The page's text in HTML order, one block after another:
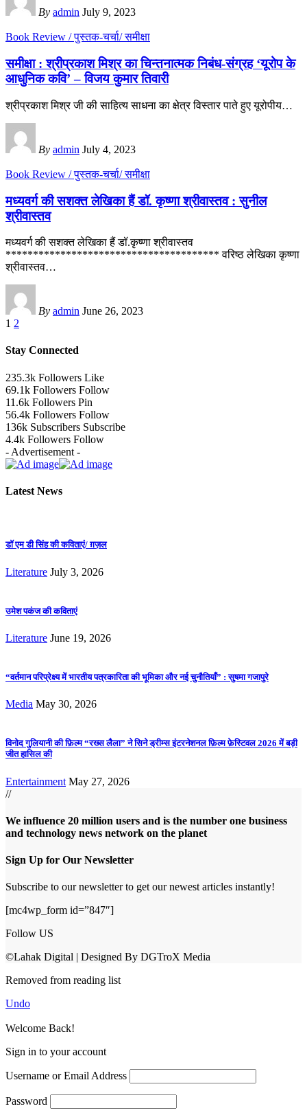
By admin July 9, 2023
Book Review / पुस्तक-चर्चा/ समीक्षा
समीक्षा : श्रीप्रकाश मिश्र का चिन्तनात्मक निबंध-संग्रह ‘यूरोप के
आधुनिक कवि’ – विजय कुमार तिवारी
श्रीप्रकाश मिश्र जी की साहित्य साधना का क्षेत्र विस्तार पाते हुए यूरोपीय…
By admin July 4, 2023
Book Review / पुस्तक-चर्चा/ समीक्षा
मध्यवर्ग की सशक्त लेखिका हैं डॉ. कृष्णा श्रीवास्तव : सुनील
श्रीवास्तव
मध्यवर्ग की सशक्त लेखिका हैं डॉ.कृष्णा श्रीवास्तव
*************************************** वरिष्ठ लेखिका कृष्णा
श्रीवास्तव…
By admin June 26, 2023
1 2
Stay Connected
235.3k Followers Like
69.1k Followers Follow
11.6k Followers Pin
56.4k Followers Follow
136k Subscribers Subscribe
4.4k Followers Follow
- Advertisement -
Latest News
डॉ एम डी सिंह की कविताएं/ ग़ज़ल
Literature July 3, 2026
उमेश पकंज की कविताएं
Literature June 19, 2026
“वर्तमान परिप्रेक्ष्य में भारतीय पत्रकारिता की भूमिका और नई चुनौतियाँ” : सुषमा गजापुरे
Media May 30, 2026
विनोद गुलियानी की फ़िल्म “रख्स लैला” ने सिने ड्रीम्स इंटरनेशनल फ़िल्म फ़ेस्टिवल 2026 में बड़ी
जीत हासिल की
Entertainment May 27, 2026
//
We influence 20 million users and is the number one business
and technology news network on the planet
Sign Up for Our Newsletter
Subscribe to our newsletter to get our newest articles instantly!
[mc4wp_form id=”847″]
Follow US
©Lahak Digital | Designed By DGTroX Media
Removed from reading list
Undo
Welcome Back!
Sign in to your account
Username or Email Address
Password